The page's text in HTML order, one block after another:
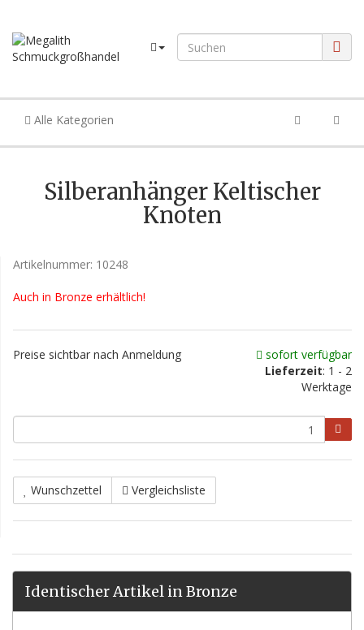
Alle Kategorien
Silberanhänger Keltischer
Knoten
Artikelnummer: 10248
Auch in Bronze erhältlich!
Preise sichtbar nach Anmeldung
sofort verfügbar
Lieferzeit: 1 - 2
Werktage
Wunschzettel Vergleichsliste
Identischer Artikel in Bronze